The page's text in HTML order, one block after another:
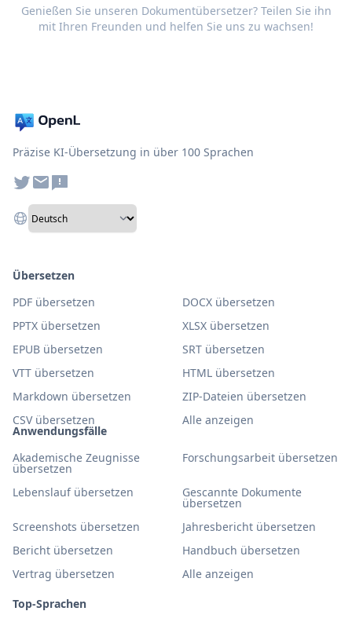
Genießen Sie unseren Dokumentübersetzer? Teilen Sie ihn
mit Ihren Freunden und helfen Sie uns zu wachsen!
Präzise KI-Übersetzung in über 100 Sprachen
Anwendungsfälle
Akademische Zeugnisse
übersetzen
Forschungsarbeit übersetzen
Lebenslauf übersetzen Gescannte Dokumente
übersetzen
Screenshots übersetzen
Jahresbericht übersetzen
Bericht übersetzen
Handbuch übersetzen
Vertrag übersetzen
Alle anzeigen
Top-Sprachen
Übersetzen
PDF übersetzen
DOCX übersetzen
PPTX übersetzen
XLSX übersetzen
EPUB übersetzen
SRT übersetzen
VTT übersetzen
HTML übersetzen
Markdown übersetzen
ZIP-Dateien übersetzen
CSV übersetzen
Alle anzeigen